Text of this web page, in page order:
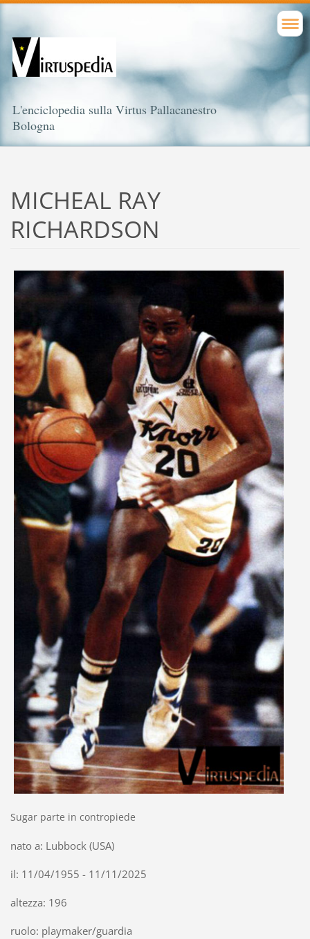
L'enciclopedia sulla Virtus Pallacanestro
Bologna
MICHEAL RAY
RICHARDSON
Sugar parte in contropiede
nato a: Lubbock (USA)
il: 11/04/1955 - 11/11/2025
altezza: 196
ruolo: playmaker/guardia